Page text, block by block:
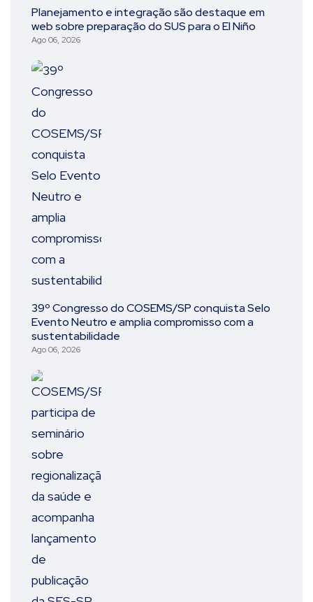
Planejamento e integração são destaque em
web sobre preparação do SUS para o El Niño
Ago 06, 2026
39º Congresso do COSEMS/SP conquista Selo
Evento Neutro e amplia compromisso com a
sustentabilidade
Ago 06, 2026